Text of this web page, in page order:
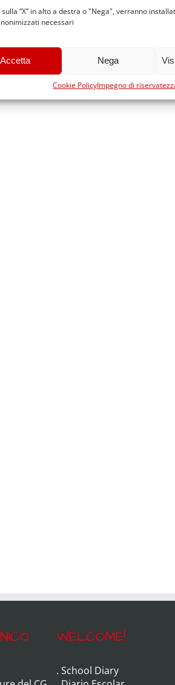
“X” in alto a destra o "Nega", verranno
necessari
Accetta Nega
Cookie PolicyImpegno di
WELCOME!
. School Diary